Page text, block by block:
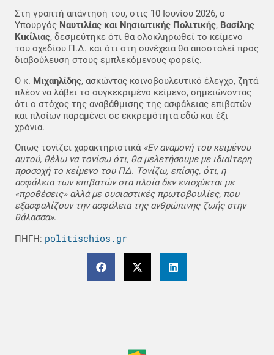
Στη γραπτή απάντησή του, στις 10 Ιουνίου 2026, ο
Υπουργός Ναυτιλίας και Νησιωτικής Πολιτικής, Βασίλης
Κικίλιας, δεσμεύτηκε ότι θα ολοκληρωθεί το κείμενο
του σχεδίου Π.Δ. και ότι στη συνέχεια θα αποσταλεί προς
διαβούλευση στους εμπλεκόμενους φορείς.
Ο κ. Μιχαηλίδης, ασκώντας κοινοβουλευτικό έλεγχο, ζητά
πλέον να λάβει το συγκεκριμένο κείμενο, σημειώνοντας
ότι ο στόχος της αναβάθμισης της ασφάλειας επιβατών
και πλοίων παραμένει σε εκκρεμότητα εδώ και έξι
χρόνια.
Όπως τονίζει χαρακτηριστικά «Εν αναμονή του κειμένου
αυτού, θέλω να τονίσω ότι, θα μελετήσουμε με ιδιαίτερη
προσοχή το κείμενο του ΠΔ. Τονίζω, επίσης, ότι, η
ασφάλεια των επιβατών στα πλοία δεν ενισχύεται με
«προθέσεις» αλλά με ουσιαστικές πρωτοβουλίες, που
εξασφαλίζουν την ασφάλεια της ανθρώπινης ζωής στην
θάλασσα».
ΠΗΓΗ: politischios.gr